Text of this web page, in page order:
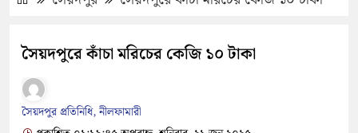
সৈয়দপুরে কাঁচা মরিচের কেজি ১০ টাকা
সৈয়দপুর প্রতিনিধি, নীলফামারী